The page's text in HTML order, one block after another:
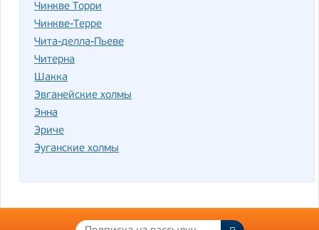
Чинкве Торри
Чинкве-Терре
Чита-делла-Пьеве
Читерна
Шакка
Эвганейские холмы
Энна
Эриче
Эуганские холмы